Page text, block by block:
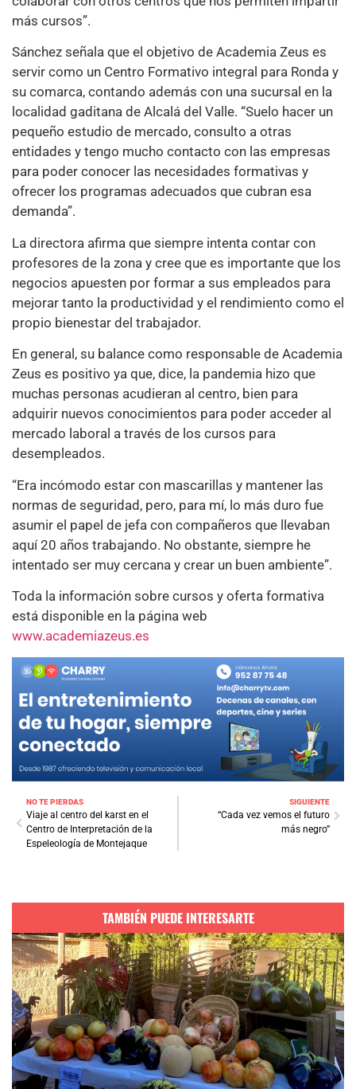
más cursos”.
Sánchez señala que el objetivo de Academia Zeus es
servir como un Centro Formativo integral para Ronda y
su comarca, contando además con una sucursal en la
localidad gaditana de Alcalá del Valle. “Suelo hacer un
pequeño estudio de mercado, consulto a otras
entidades y tengo mucho contacto con las empresas
para poder conocer las necesidades formativas y
ofrecer los programas adecuados que cubran esa
demanda”.
La directora afirma que siempre intenta contar con
profesores de la zona y cree que es importante que los
negocios apuesten por formar a sus empleados para
mejorar tanto la productividad y el rendimiento como el
propio bienestar del trabajador.
En general, su balance como responsable de Academia
Zeus es positivo ya que, dice, la pandemia hizo que
muchas personas acudieran al centro, bien para
adquirir nuevos conocimientos para poder acceder al
mercado laboral a través de los cursos para
desempleados.
“Era incómodo estar con mascarillas y mantener las
normas de seguridad, pero, para mí, lo más duro fue
asumir el papel de jefa con compañeros que llevaban
aquí 20 años trabajando. No obstante, siempre he
intentado ser muy cercana y crear un buen ambiente”.
Toda la información sobre cursos y oferta formativa
está disponible en la página web
www.academiazeus.es
NO TE PIERDAS
Viaje al centro del karst en el
Centro de Interpretación de la
Espeleología de Montejaque
SIGUIENTE
“Cada vez vemos el futuro
más negro”
TAMBIÉN PUEDE INTERESARTE